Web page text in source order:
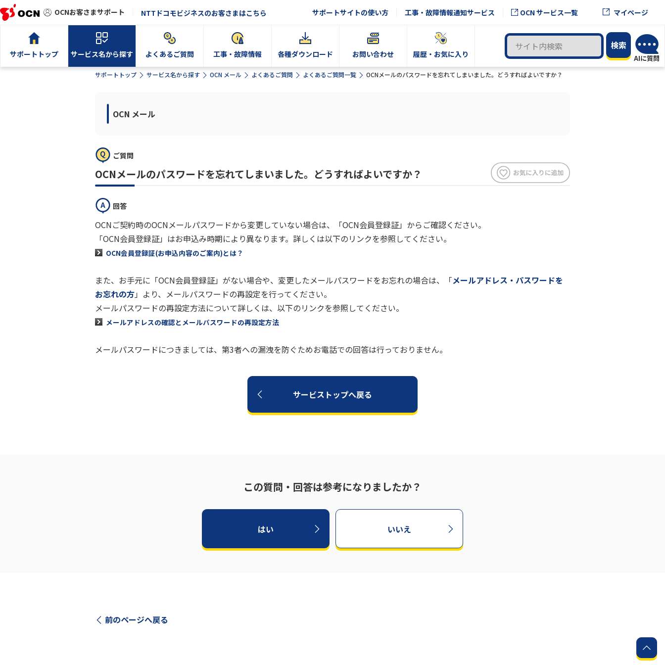
OCNお客さまサポート NTTドコモビジネスのお客さまはこちら サポートサイトの使い方 工事・故障情報通知サービス OCN サービス一覧 マイページ
サポートトップ サービス名から探す よくあるご質問 工事・故障情報 各種ダウンロード お問い合わせ 履歴・お気に入り
サポートトップ サービス名から探す OCN メール よくあるご質問 よくあるご質問一覧 OCNメールのパスワードを忘れてしまいました。どうすればよいですか？
OCN メール
ご質問
OCNメールのパスワードを忘れてしまいました。どうすればよいですか？
回答
OCNご契約時のOCNメールパスワードから変更していない場合は、「OCN会員登録証」からご確認ください。
「OCN会員登録証」はお申込み時期により異なります。詳しくは以下のリンクを参照してください。
OCN会員登録証(お申込内容のご案内)とは？
また、お手元に「OCN会員登録証」がない場合や、変更したメールパスワードをお忘れの場合は、「メールアドレス・パスワードを
お忘れの方」より、メールパスワードの再設定を行ってください。
メールパスワードの再設定方法について詳しくは、以下のリンクを参照してください。
メールアドレスの確認とメールパスワードの再設定方法
メールパスワードにつきましては、第3者への漏洩を防ぐためお電話での回答は行っておりません。
サービストップへ戻る
この質問・回答は参考になりましたか？
はい いいえ
前のページへ戻る